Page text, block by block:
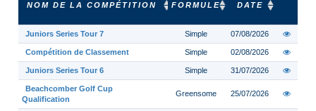
NOM DE LA COMPÉTITION FORMULE DATE
Juniors Series Tour 7 Simple 07/08/2026
Compétition de Classement Simple 02/08/2026
Juniors Series Tour 6 Simple 31/07/2026
Beachcomber Golf Cup
Qualification
Greensome 25/07/2026